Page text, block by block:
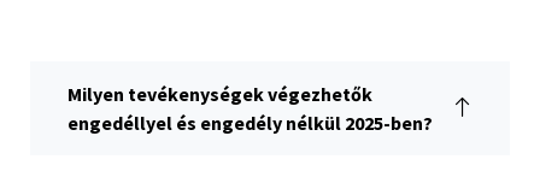
Milyen tevékenységek végezhetők
engedéllyel és engedély nélkül 2025-ben?